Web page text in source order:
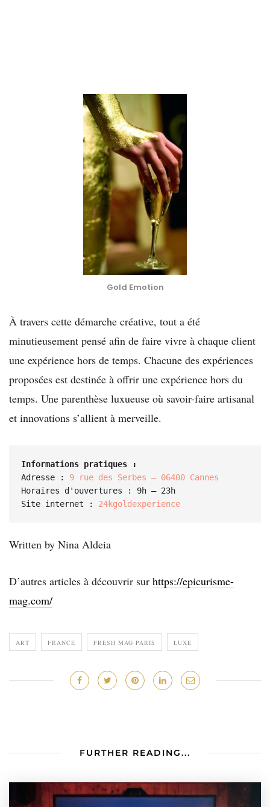
Gold Emotion
À travers cette démarche créative, tout a été
minutieusement pensé afin de faire vivre à chaque client
une expérience hors de temps. Chacune des expériences
proposées est destinée à offrir une expérience hors du
temps. Une parenthèse luxueuse où savoir-faire artisanal
et innovations s’allient à merveille.
Informations pratiques :
Adresse : 9 rue des Serbes – 06400 Cannes
Horaires d'ouvertures : 9h – 23h
Site internet : 24kgoldexperience
Written by Nina Aldeia
D’autres articles à découvrir sur https://epicurisme-
mag.com/
ART FRANCE FRESH MAG PARIS LUXE
FURTHER READING...